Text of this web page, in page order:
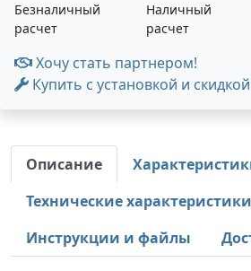
Безналичный
расчет
Наличный
расчет
Хочу стать партнером!
Купить с установкой и
Описание
Технические характеристики
Инструкции и файлы